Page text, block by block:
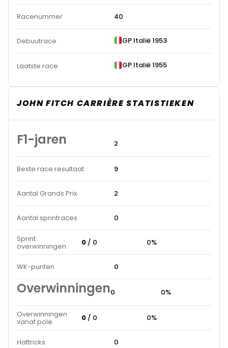
Racenummer 40
Debuutrace GP Italië 1953
Laatste race GP Italië 1955
JOHN FITCH CARRIÈRE STATISTIEKEN
F1-jaren 2
Beste race resultaat 9
Aantal Grands Prix 2
Aantal sprintraces 0
Sprint
overwinningen 0 / 0 0%
WK-punten 0
Overwinningen0 0%
Overwinningen
vanaf pole 0 / 0 0%
Hattricks 0